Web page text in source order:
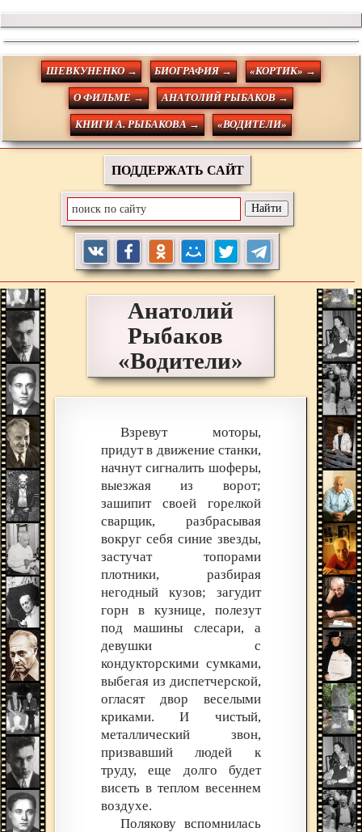
ШЕВКУНЕНКО → БИОГРАФИЯ → «КОРТИК» →
О ФИЛЬМЕ → АНАТОЛИЙ РЫБАКОВ →
КНИГИ А. РЫБАКОВА → «ВОДИТЕЛИ»
ПОДДЕРЖАТЬ САЙТ
Анатолий
Рыбаков
«Водители»
Взревут моторы,
придут в движение станки,
начнут сигналить шоферы,
выезжая из ворот;
зашипит своей горелкой
сварщик, разбрасывая
вокруг себя синие звезды,
застучат топорами
плотники, разбирая
негодный кузов; загудит
горн в кузнице, полезут
под машины слесари, а
девушки с
кондукторскими сумками,
выбегая из диспетчерской,
огласят двор веселыми
криками. И чистый,
металлический звон,
призвавший людей к
труду, еще долго будет
висеть в теплом весеннем
воздухе.
Полякову вспомнилась